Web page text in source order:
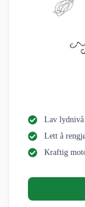
Lav lydnivå
Lett å
Kraftig